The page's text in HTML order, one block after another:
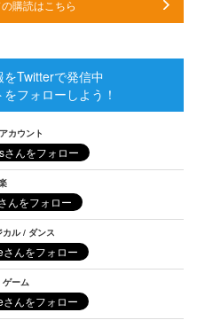
購読はこちら
Twitterで発信中
フォローしよう！
カウント
ル / ダンス
ゲーム